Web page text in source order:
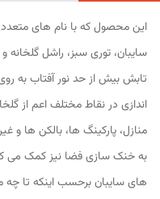
این محصول که با نام های
سایبان، توری سبز، راشل
تابش بیش از حد نور آفتاب به
اندازی در نقاط مختلف اعم از
منازل، پارکینگ ها، بالکن ها و
به خنک سازی فضا نیز کمک می
های سایبان برحسب اینکه تا چه